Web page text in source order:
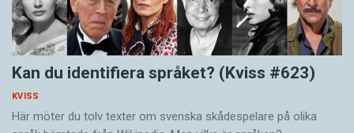
Kan du identifiera språket? (Kviss #623)
KVISS
Här möter du tolv texter om svenska skådespelare på olika